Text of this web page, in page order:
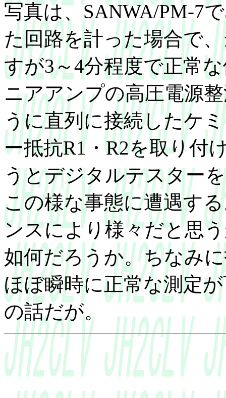
写真は、SANWA/PM-7
た回路を計った場合で
すが3～4分程度で正常
ニアアンプの高圧電源
うに直列に接続したケ
ー抵抗R1・R2を取り付
うとデジタルテスター
この様な事態に遭遇す
ンスにより様々だと思
如何だろうか。ちなみ
ほぼ瞬時に正常な測定
の話だが。